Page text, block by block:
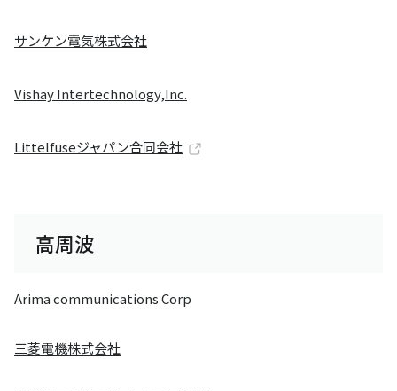
サンケン電気株式会社
Vishay Intertechnology,Inc.
Littelfuseジャパン合同会社
高周波
Arima communications Corp
三菱電機株式会社